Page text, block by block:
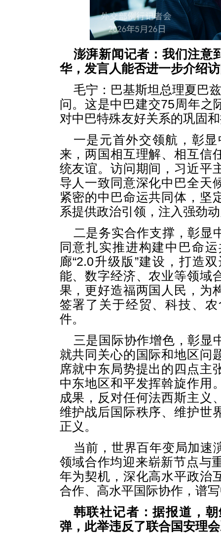
澎湃新闻记者：我们注意
华，发言人能否进一步介绍
毛宁：巴基斯坦总理夏巴
问。这是中巴建交75周年之
对中巴特殊友好关系的巩固
一是元首外交领航，彰
来，两国相互理解、相互信
统友谊。访问期间，习近平
导人一致同意深化中巴全天
紧密的中巴命运共同体，坚
系提供政治引领，注入强劲
二是务实合作支撑，彰显
同意扎实推进构建中巴命
廊“2.0升级版”建设，打造
能、数字经济、农业等领域
果，更好造福两国人民，为
签署了关于经贸、科技、
件。
三是国际协作增色，彰显
就共同关心的国际和地区问
席就中东局势提出的四点主
中东地区和平发挥斡旋作用
成果，反对任何法西斯主义
维护战后国际秩序、维护世
正义。
当前，世界百年变局加速
领域合作均迎来崭新节点与
年为契机，深化高水平政治
合作、高水平国际协作，谱
韩联社记者：据报道，
弹，此举违反了联合国安理